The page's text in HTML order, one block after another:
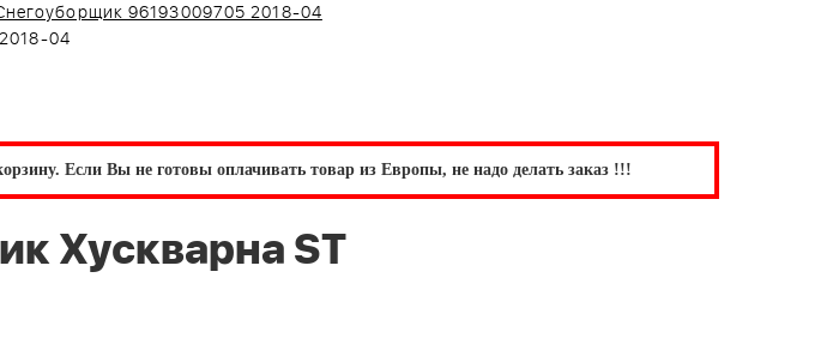
96193009705 2018-04
04
Если Вы не готовы оплачивать товар из Европы, не надо делать заказ !!!
Хускварна ST